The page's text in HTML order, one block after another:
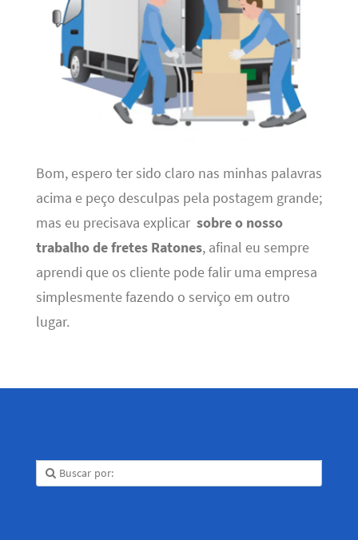
Bom, espero ter sido claro nas minhas palavras
acima e peço desculpas pela postagem grande;
mas eu precisava explicar sobre o nosso
trabalho de fretes Ratones, afinal eu sempre
aprendi que os cliente pode falir uma empresa
simplesmente fazendo o serviço em outro
lugar.